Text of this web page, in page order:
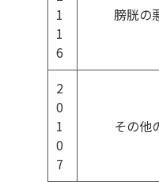
1
1
6
膀胱の悪
2
0
1
0
7
その他の